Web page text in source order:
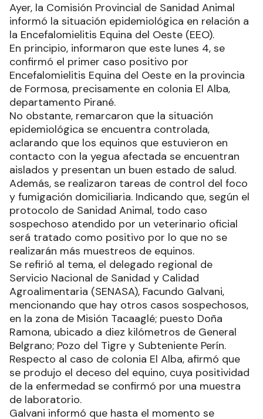
Ayer, la Comisión Provincial de Sanidad Animal
informó la situación epidemiológica en relación a
la Encefalomielitis Equina del Oeste (EEO).
En principio, informaron que este lunes 4, se
confirmó el primer caso positivo por
Encefalomielitis Equina del Oeste en la provincia
de Formosa, precisamente en colonia El Alba,
departamento Pirané.
No obstante, remarcaron que la situación
epidemiológica se encuentra controlada,
aclarando que los equinos que estuvieron en
contacto con la yegua afectada se encuentran
aislados y presentan un buen estado de salud.
Además, se realizaron tareas de control del foco
y fumigación domiciliaria. Indicando que, según el
protocolo de Sanidad Animal, todo caso
sospechoso atendido por un veterinario oficial
será tratado como positivo por lo que no se
realizarán más muestreos de equinos.
Se refirió al tema, el delegado regional de
Servicio Nacional de Sanidad y Calidad
Agroalimentaria (SENASA), Facundo Galvani,
mencionando que hay otros casos sospechosos,
en la zona de Misión Tacaaglé; puesto Doña
Ramona, ubicado a diez kilómetros de General
Belgrano; Pozo del Tigre y Subteniente Perín.
Respecto al caso de colonia El Alba, afirmó que
se produjo el deceso del equino, cuya positividad
de la enfermedad se confirmó por una muestra
de laboratorio.
Galvani informó que hasta el momento se